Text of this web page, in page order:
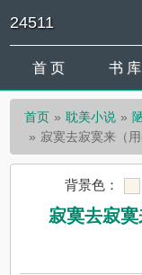
24511
首 页 书 库
首页 耽美小说
寂寞去寂寞来（用
背景色：
寂寞去寂寞